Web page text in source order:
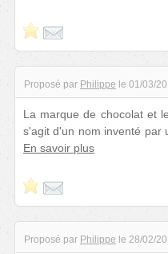
Proposé par Philippe le 01/03/
La marque de chocolat et
s'agit d'un nom inventé par
En savoir plus
Proposé par Philippe le 28/02/